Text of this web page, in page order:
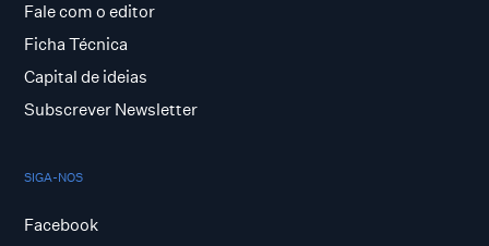
Fale com o editor
Ficha Técnica
Capital de ideias
Subscrever Newsletter
SIGA-NOS
Facebook